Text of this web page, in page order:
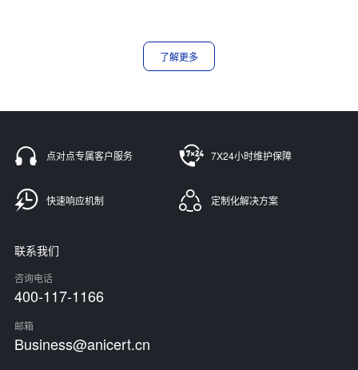
了解更多
点对点专属客户服务 7X24小时维护保障
快速响应机制 定制化解决方案
联系我们
咨询电话
400-117-1166
邮箱
Business@anicert.cn